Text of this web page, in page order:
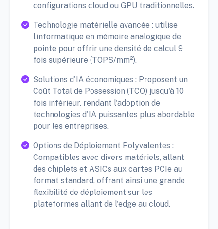
configurations cloud ou GPU traditionnelles.
Technologie matérielle avancée : utilise
l'informatique en mémoire analogique de
pointe pour offrir une densité de calcul 9
fois supérieure (TOPS/mm²).
Solutions d'IA économiques : Proposent un
Coût Total de Possession (TCO) jusqu'à 10
fois inférieur, rendant l'adoption de
technologies d'IA puissantes plus abordable
pour les entreprises.
Options de Déploiement Polyvalentes :
Compatibles avec divers matériels, allant
des chiplets et ASICs aux cartes PCIe au
format standard, offrant ainsi une grande
flexibilité de déploiement sur les
plateformes allant de l'edge au cloud.